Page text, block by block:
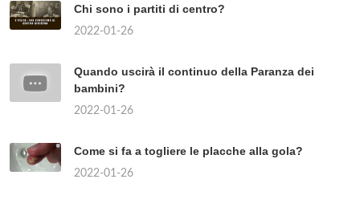
Chi sono i partiti di centro?
2022-01-26
Quando uscirà il continuo della Paranza dei
bambini?
2022-01-26
Come si fa a togliere le placche alla gola?
2022-01-26